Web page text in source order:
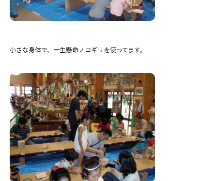
小さな身体で、一生懸命ノコギリを使ってます。